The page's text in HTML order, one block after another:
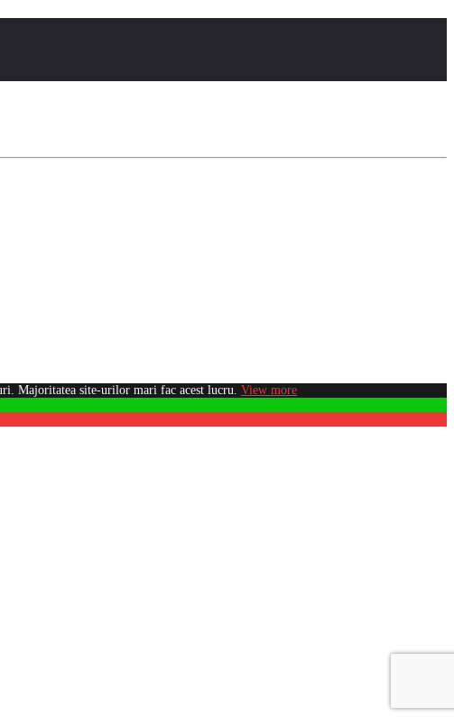
Majoritatea site-urilor mari fac acest lucru. View more